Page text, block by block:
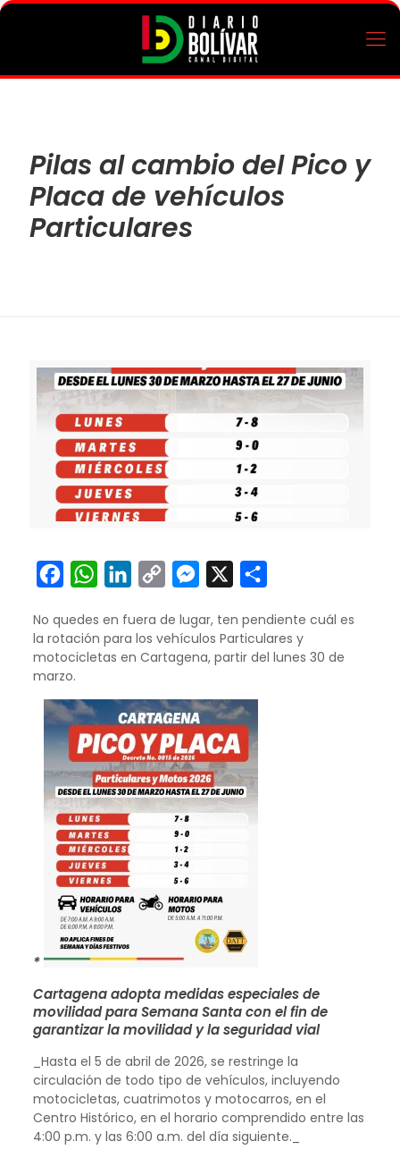
Pilas al cambio del Pico y
Placa de vehículos
Particulares
FacebookWhatsAppLinkedIn
Copy
Messenger
No quedes en fuera de lugar, ten pendiente cuál es
la rotación para los vehículos Particulares y
motocicletas en Cartagena, partir del lunes 30 de
marzo.
*
Cartagena adopta medidas especiales de
movilidad para Semana Santa con el fin de
garantizar la movilidad y la seguridad vial
_Hasta el 5 de abril de 2026, se restringe la
circulación de todo tipo de vehículos, incluyendo
motocicletas, cuatrimotos y motocarros, en el
Centro Histórico, en el horario comprendido entre las
4:00 p.m. y las 6:00 a.m. del día siguiente._